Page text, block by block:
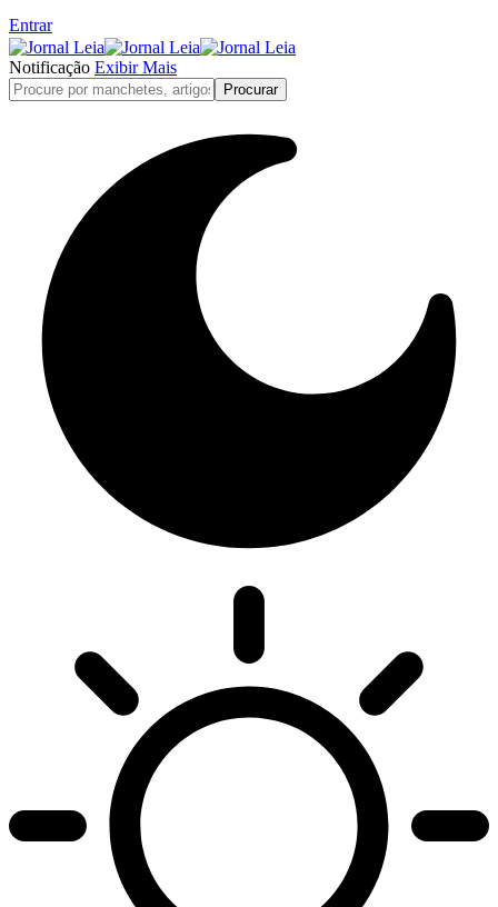
Entrar
Notificação Exibir Mais